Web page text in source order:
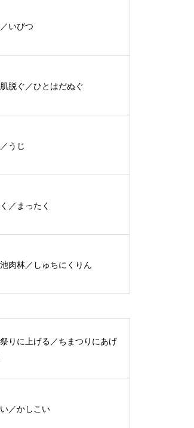
いびつ
脱ぐ／ひとはだぬぐ
うじ
／まったく
肉林／しゅちにくりん
りに上げる／ちまつりにあげ
／かしこい